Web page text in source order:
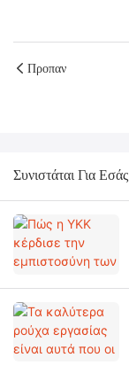
Προπαν
Συνιστάται Για Εσάς